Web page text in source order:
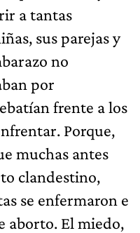
a tantas
sus parejas y
no
por
frente a los
Porque,
muchas antes
clandestino,
se enfermaron e
aborto. El miedo,